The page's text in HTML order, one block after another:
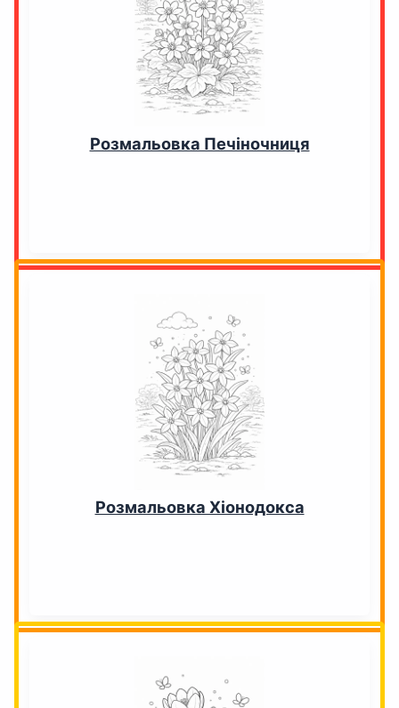
Розмальовка Печіночниця
Розмальовка Хіонодокса